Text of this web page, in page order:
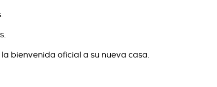
bienvenida oficial a su nueva casa.